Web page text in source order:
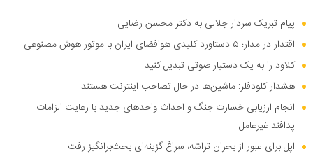
پیام تبریک سردار جلالی به دکتر محسن رضایی
اقتدار در مدار؛ ۵ دستاورد کلیدی هوافضای ایران با موتور هوش مصنوعی
کلاود را به یک دستیار صوتی تبدیل کنید
هشدار کلودفلر: ماشین‌ها در حال تصاحب اینترنت هستند
انجام ارزیابی خسارت جنگ و احداث واحد‌های جدید با رعایت الزامات
پدافند غیرعامل
اپل برای عبور از بحران تراشه، سراغ گزینه‌ای بحث‌برانگیز رفت